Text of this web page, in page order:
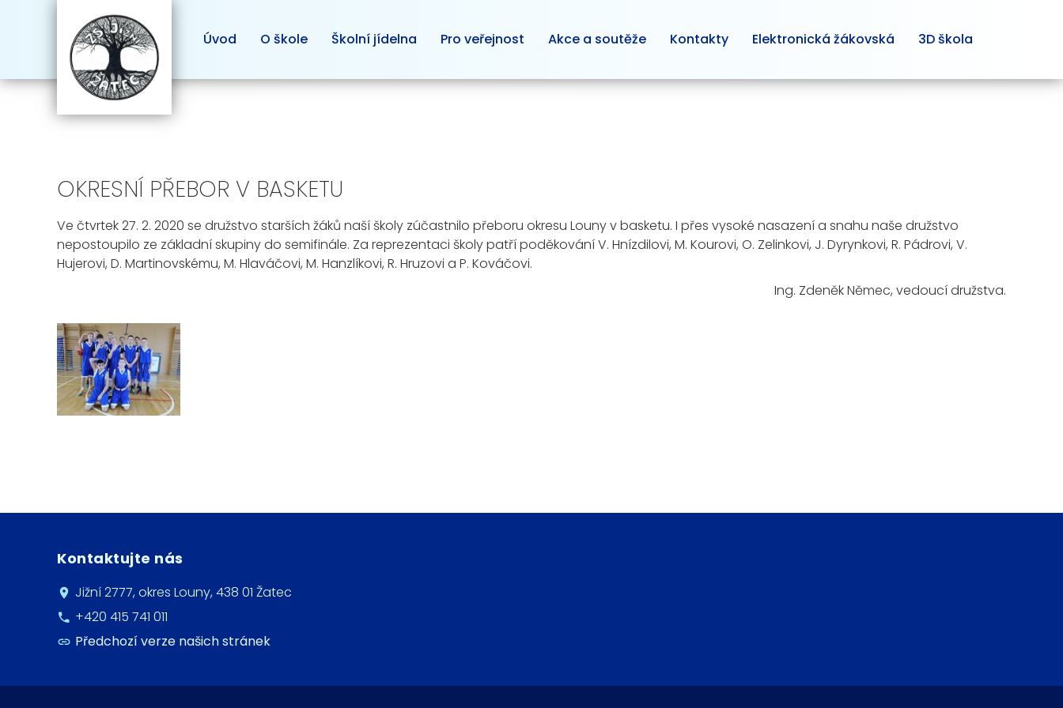
Úvod O škole Školní jídelna Pro veřejnost Akce a soutěže Kontakty Elektronická žákovská 3D škola
OKRESNÍ PŘEBOR V BASKETU
Ve čtvrtek 27. 2. 2020 se družstvo starších žáků naší školy zúčastnilo přeboru okresu Louny v basketu. I přes vysoké nasazení a snahu naše družstvo
nepostoupilo ze základní skupiny do semifinále. Za reprezentaci školy patří poděkování V. Hnízdilovi, M. Kourovi, O. Zelinkovi, J. Dyrynkovi, R. Pádrovi, V.
Hujerovi, D. Martinovskému, M. Hlaváčovi, M. Hanzlíkovi, R. Hruzovi a P. Kováčovi.
Ing. Zdeněk Němec, vedoucí družstva.
Kontaktujte nás
Jižní 2777, okres Louny, 438 01 Žatec
+420 415 741 011
Předchozí verze našich stránek